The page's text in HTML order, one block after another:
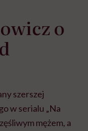
o
szerszej
w serialu „Na
mężem, a